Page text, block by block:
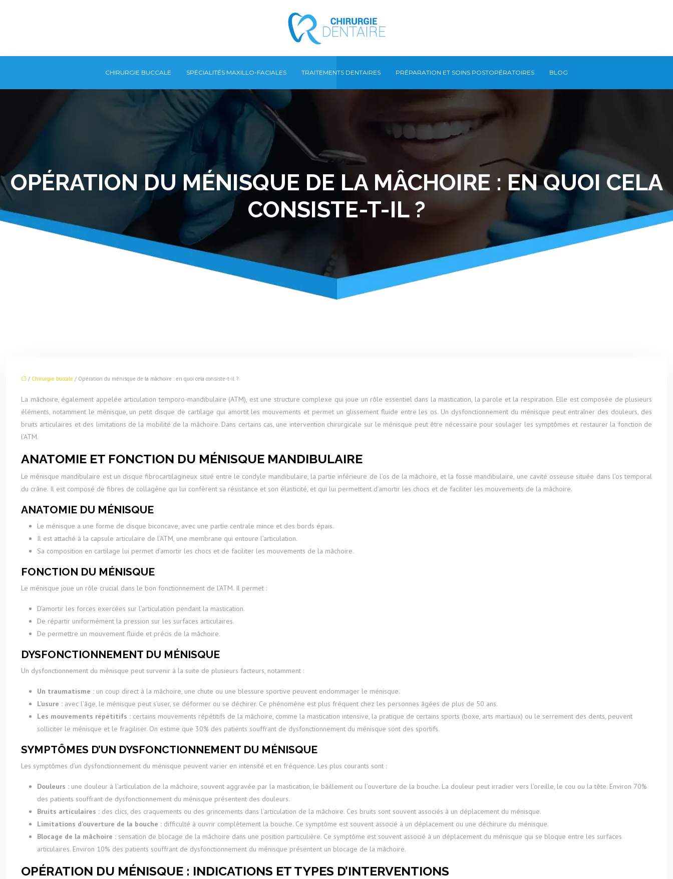
CHIRURGIE BUCCALE SPÉCIALITÉS MAXILLO-FACIALES TRAITEMENTS DENTAIRES PRÉPARATION ET SOINS POSTOPÉRATOIRES BLOG
OPÉRATION DU MÉNISQUE DE LA MÂCHOIRE : EN QUOI CELA
CONSISTE-T-IL ?
/ Chirurgie buccale / Opération du ménisque de la mâchoire : en quoi cela consiste-t-il ?
La mâchoire, également appelée articulation temporo-mandibulaire (ATM), est une structure complexe qui joue un rôle essentiel dans la mastication, la parole et la respiration. Elle est composée de plusieurs
éléments, notamment le ménisque, un petit disque de cartilage qui amortit les mouvements et permet un glissement fluide entre les os. Un dysfonctionnement du ménisque peut entraîner des douleurs, des
bruits articulaires et des limitations de la mobilité de la mâchoire. Dans certains cas, une intervention chirurgicale sur le ménisque peut être nécessaire pour soulager les symptômes et restaurer la fonction de
l’ATM.
ANATOMIE ET FONCTION DU MÉNISQUE MANDIBULAIRE
Le ménisque mandibulaire est un disque fibrocartilagineux situé entre le condyle mandibulaire, la partie inférieure de l’os de la mâchoire, et la fosse mandibulaire, une cavité osseuse située dans l’os temporal
du crâne. Il est composé de fibres de collagène qui lui confèrent sa résistance et son élasticité, et qui lui permettent d’amortir les chocs et de faciliter les mouvements de la mâchoire.
ANATOMIE DU MÉNISQUE
Le ménisque a une forme de disque biconcave, avec une partie centrale mince et des bords épais.
Il est attaché à la capsule articulaire de l’ATM, une membrane qui entoure l’articulation.
Sa composition en cartilage lui permet d’amortir les chocs et de faciliter les mouvements de la mâchoire.
FONCTION DU MÉNISQUE
Le ménisque joue un rôle crucial dans le bon fonctionnement de l’ATM. Il permet :
D’amortir les forces exercées sur l’articulation pendant la mastication.
De répartir uniformément la pression sur les surfaces articulaires.
De permettre un mouvement fluide et précis de la mâchoire.
DYSFONCTIONNEMENT DU MÉNISQUE
Un dysfonctionnement du ménisque peut survenir à la suite de plusieurs facteurs, notamment :
Un traumatisme : un coup direct à la mâchoire, une chute ou une blessure sportive peuvent endommager le ménisque.
L’usure : avec l’âge, le ménisque peut s’user, se déformer ou se déchirer. Ce phénomène est plus fréquent chez les personnes âgées de plus de 50 ans.
Les mouvements répétitifs : certains mouvements répétitifs de la mâchoire, comme la mastication intensive, la pratique de certains sports (boxe, arts martiaux) ou le serrement des dents, peuvent
solliciter le ménisque et le fragiliser. On estime que 30% des patients souffrant de dysfonctionnement du ménisque sont des sportifs.
SYMPTÔMES D’UN DYSFONCTIONNEMENT DU MÉNISQUE
Les symptômes d’un dysfonctionnement du ménisque peuvent varier en intensité et en fréquence. Les plus courants sont :
Douleurs : une douleur à l’articulation de la mâchoire, souvent aggravée par la mastication, le bâillement ou l’ouverture de la bouche. La douleur peut irradier vers l’oreille, le cou ou la tête. Environ 70%
des patients souffrant de dysfonctionnement du ménisque présentent des douleurs.
Bruits articulaires : des clics, des craquements ou des grincements dans l’articulation de la mâchoire. Ces bruits sont souvent associés à un déplacement du ménisque.
Limitations d’ouverture de la bouche : difficulté à ouvrir complètement la bouche. Ce symptôme est souvent associé à un déplacement ou une déchirure du ménisque.
Blocage de la mâchoire : sensation de blocage de la mâchoire dans une position particulière. Ce symptôme est souvent associé à un déplacement du ménisque qui se bloque entre les surfaces
articulaires. Environ 10% des patients souffrant de dysfonctionnement du ménisque présentent un blocage de la mâchoire.
OPÉRATION DU MÉNISQUE : INDICATIONS ET TYPES D’INTERVENTIONS